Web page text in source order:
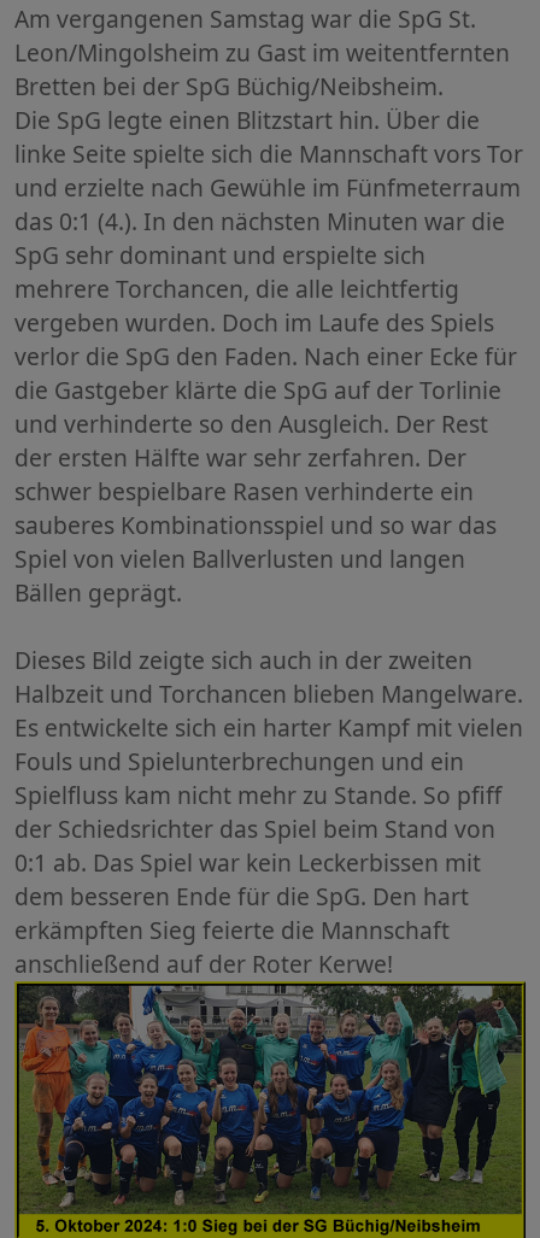
Am vergangenen Samstag war die SpG St.
Leon/Mingolsheim zu Gast im weitentfernten
Bretten bei der SpG Büchig/Neibsheim.
Die SpG legte einen Blitzstart hin. Über die
linke Seite spielte sich die Mannschaft vors Tor
und erzielte nach Gewühle im Fünfmeterraum
das 0:1 (4.). In den nächsten Minuten war die
SpG sehr dominant und erspielte sich
mehrere Torchancen, die alle leichtfertig
vergeben wurden. Doch im Laufe des Spiels
verlor die SpG den Faden. Nach einer Ecke für
die Gastgeber klärte die SpG auf der Torlinie
und verhinderte so den Ausgleich. Der Rest
der ersten Hälfte war sehr zerfahren. Der
schwer bespielbare Rasen verhinderte ein
sauberes Kombinationsspiel und so war das
Spiel von vielen Ballverlusten und langen
Bällen geprägt.
Dieses Bild zeigte sich auch in der zweiten
Halbzeit und Torchancen blieben Mangelware.
Es entwickelte sich ein harter Kampf mit vielen
Fouls und Spielunterbrechungen und ein
Spielfluss kam nicht mehr zu Stande. So pfiff
der Schiedsrichter das Spiel beim Stand von
0:1 ab. Das Spiel war kein Leckerbissen mit
dem besseren Ende für die SpG. Den hart
erkämpften Sieg feierte die Mannschaft
anschließend auf der Roter Kerwe!